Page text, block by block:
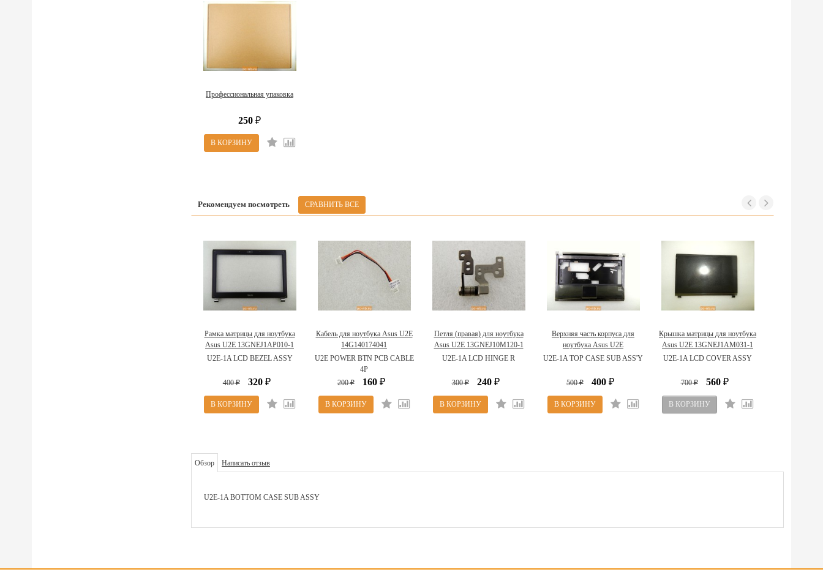
Профессиональная упаковка
250 ₽
Рекомендуем посмотреть
Рамка матрицы для ноутбука
Asus U2E 13GNEJ1AP010-1
U2E-1A LCD BEZEL ASSY
400₽ 320 ₽
Кабель для ноутбука Asus U2E
14G140174041
U2E POWER BTN PCB CABLE
4P
200₽ 160 ₽
Петля (правая) для ноутбука
Asus U2E 13GNEJ10M120-1
U2E-1A LCD HINGE R
300₽ 240 ₽
Верхняя часть корпуса для
ноутбука Asus U2E
13GNEJ1AP020-1
U2E-1A TOP CASE SUB ASS'Y
500₽ 400 ₽
Крышка матрицы для ноутбука
Asus U2E 13GNEJ1AM031-1
U2E-1A LCD COVER ASSY
700₽ 560 ₽
Обзор Написать отзыв
U2E-1A BOTTOM CASE SUB ASSY